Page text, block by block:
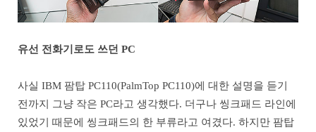
유선 전화기로도 쓰던 PC
사실 IBM 팜탑 PC110(PalmTop PC110)에 대한 설명을 듣기
전까지 그냥 작은 PC라고 생각했다. 더구나 씽크패드 라인에
있었기 때문에 씽크패드의 한 부류라고 여겼다. 하지만 팜탑